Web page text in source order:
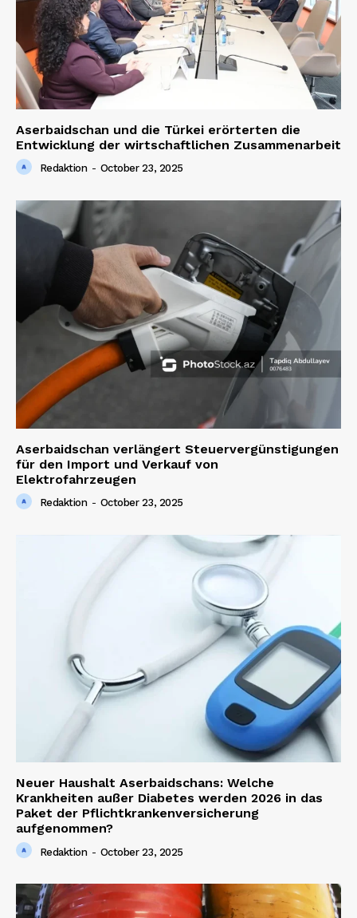
Aserbaidschan und die Türkei erörterten die
Entwicklung der wirtschaftlichen Zusammenarbeit
Redaktion - October 23, 2025
Aserbaidschan verlängert Steuervergünstigungen
für den Import und Verkauf von
Elektrofahrzeugen
Redaktion - October 23, 2025
Neuer Haushalt Aserbaidschans: Welche
Krankheiten außer Diabetes werden 2026 in das
Paket der Pflichtkrankenversicherung
aufgenommen?
Redaktion - October 23, 2025